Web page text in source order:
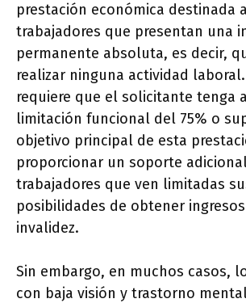
prestación económica destinada
trabajadores que presentan una
permanente absoluta, es decir,
realizar ninguna actividad
requiere que el solicitante tenga
limitación funcional del 75% o
objetivo principal de esta
proporcionar un soporte
trabajadores que ven limitadas
posibilidades de obtener
invalidez.
Sin embargo, en muchos casos,
con baja visión y trastorno